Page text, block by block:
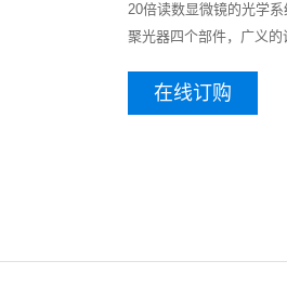
20倍读数显微镜的光学
聚光器四个部件，广义
在线订购